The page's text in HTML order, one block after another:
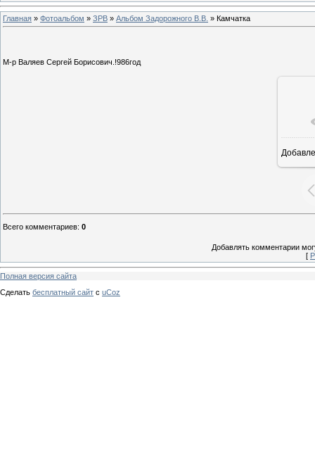
Главная » Фотоальбом » ЗРВ » Альбом Задорожного В.В. » Камчатка
М-р Валяев Сергей Борисович.!986год
Всего комментариев: 0
Добавлять комментарии
[
Полная версия сайта
Сделать бесплатный сайт с uCoz